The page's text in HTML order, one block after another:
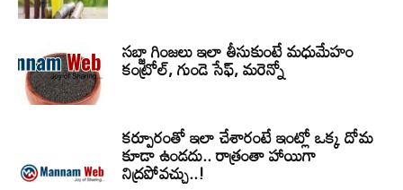
సబ్జా గింజలు ఇలా తీసుకుంటే మధుమేహం
కంట్రోల్, గుండె సేఫ్, మరెన్నో
కర్పూరంతో ఇలా చేశారంటే ఇంట్లో ఒక్క దోమ
కూడా ఉండదు.. రాత్రంతా హాయిగా
నిద్రపోవచ్చు..!